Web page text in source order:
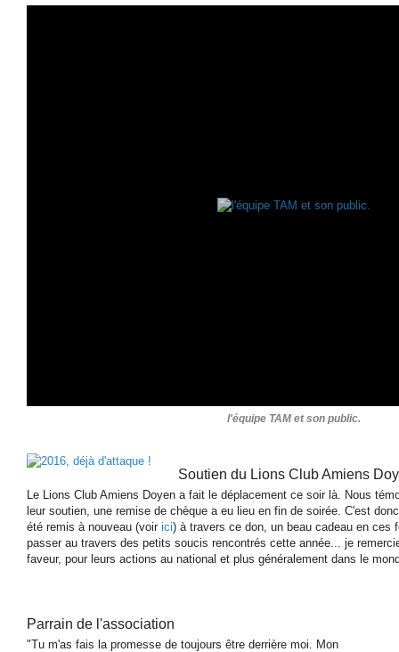
l'équipe TAM et son public.
Soutien du Lions Club Amiens
Le Lions Club Amiens Doyen a fait le déplacement ce soir là. Nous
leur soutien, une remise de chèque a eu lieu en fin de soirée. C'est
été remis à nouveau (voir ici) à travers ce don, un beau cadeau en ces
passer au travers des petits soucis rencontrés cette année... je
faveur, pour leurs actions au national et plus généralement dans le
Parrain de l'association
"Tu m'as fais la promesse de toujours être derrière moi. Mon